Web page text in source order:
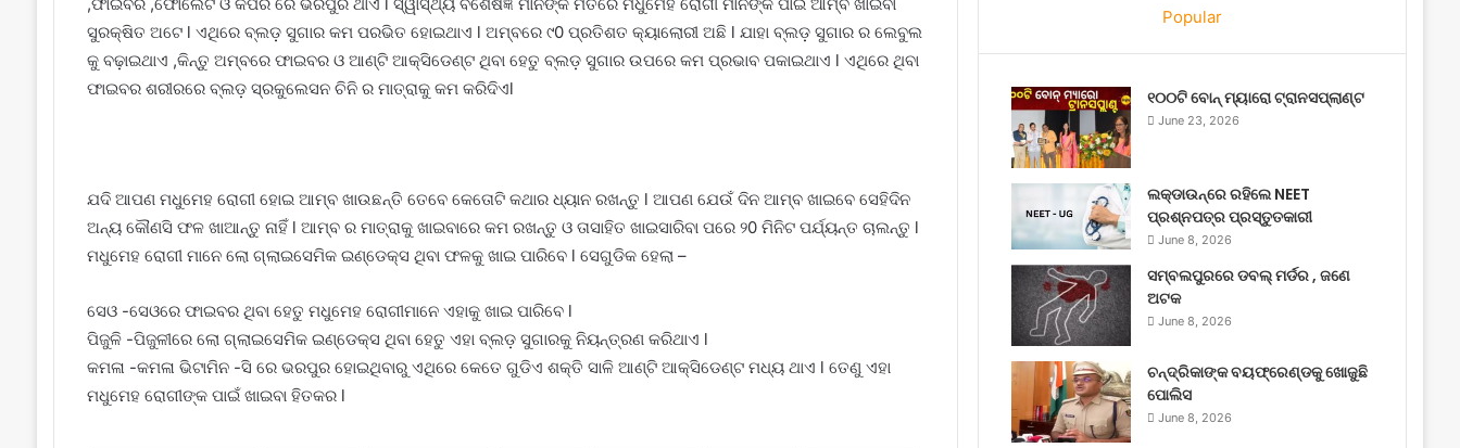
ସୁରକ୍ଷିତ ଅଟେ l ଏଥିରେ ବ୍ଲଡ଼ ସୁଗାର କମ ପରଭିତ ହୋଇଥାଏ l ଅମ୍ବରେ ୯0 ପ୍ରତିଶତ କ୍ୟାଲୋରୀ ଅଛି l ଯାହା ବ୍ଲଡ଼ ସୁଗାର ର ଲେବୁଲ
କୁ ବଢ଼ାଇଥାଏ ,କିନ୍ତୁ ଅମ୍ବରେ ଫାଇବର ଓ ଆଣ୍ଟି ଆକ୍ସିଡେଣ୍ଟ ଥିବା ହେତୁ ବ୍ଲଡ଼ ସୁଗାର ଉପରେ କମ ପ୍ରଭାବ ପକାଇଥାଏ l ଏଥିରେ ଥିବା
ଫାଇବର ଶରୀରରେ ବ୍ଲଡ଼ ସ୍ରକୁଲେସନ ଚିନି ର ମାତ୍ରାକୁ କମ କରିଦିଏl
ଯଦି ଆପଣ ମଧୁମେହ ରୋଗୀ ହୋଇ ଆମ୍ବ ଖାଉଛନ୍ତି ତେବେ କେତୋଟି କଥାର ଧ୍ୟାନ ରଖନ୍ତୁ l ଆପଣ ଯେଉଁ ଦିନ ଆମ୍ବ ଖାଇବେ ସେହିଦିନ
ଅନ୍ୟ କୌଣସି ଫଳ ଖାଆନ୍ତୁ ନାହିଁ l ଆମ୍ବ ର ମାତ୍ରାକୁ ଖାଇବାରେ କମ ରଖନ୍ତୁ ଓ ତାସାହିତ ଖାଇସାରିବା ପରେ ୨0 ମିନିଟ ପର୍ଯ୍ୟନ୍ତ ଚାଲନ୍ତୁ l
ମଧୁମେହ ରୋଗୀ ମାନେ ଲୋ ଗ୍ଲାଇସେମିକ ଇଣ୍ଡେକ୍ସ ଥିବା ଫଳକୁ ଖାଇ ପାରିବେ l ସେଗୁଡିକ ହେଲା –
ସେଓ -ସେଓରେ ଫାଇବର ଥିବା ହେତୁ ମଧୁମେହ ରୋଗୀମାନେ ଏହାକୁ ଖାଇ ପାରିବେ l
ପିଜୁଳି -ପିଜୁଳୀରେ ଲୋ ଗ୍ଲାଇସେମିକ ଇଣ୍ଡେକ୍ସ ଥିବା ହେତୁ ଏହା ବ୍ଲଡ଼ ସୁଗାରକୁ ନିୟନ୍ତ୍ରଣ କରିଥାଏ l
କମଳା -କମଳା ଭିଟାମିନ -ସି ରେ ଭରପୁର ହୋଇଥିବାରୁ ଏଥିରେ କେତେ ଗୁଡିଏ ଶକ୍ତି ସାଳି ଆଣ୍ଟି ଆକ୍ସିଡେଣ୍ଟ ମଧ୍ୟ ଥାଏ l ତେଣୁ ଏହା
ମଧୁମେହ ରୋଗୀଙ୍କ ପାଇଁ ଖାଇବା ହିତକର l
Popular
୧୦୦ଟି ବୋନ୍ ମ୍ୟାରୋ ଟ୍ରାନସପ୍ଲାଣ୍ଟ
June 23, 2026
ଲକ୍‌ଡାଉନ୍‌ରେ ରହିଲେ NEET
ପ୍ରଶ୍ନପତ୍ର ପ୍ରସ୍ତୁତକାରୀ
June 8, 2026
ସମ୍ବଲପୁରରେ ଡବଲ୍ ମର୍ଡର , ଜଣେ
ଅଟକ
June 8, 2026
ଚନ୍ଦ୍ରିକାଙ୍କ ବୟଫ୍ରେଣ୍ଡକୁ ଖୋଜୁଛି
ପୋଲିସ
June 8, 2026